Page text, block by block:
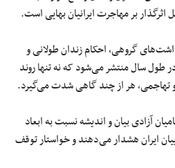
بر مهاجرت ایرانیان بهایی است.
گروهی، احکام زندان‌ طولانی و
طول سال‌ منتشر می‌شود که نه تنها روند
و تهاجمی، هر از چند گاهی شدت می‌گیرد.
آزادی بیان و اندیشه نسبت به ابعاد
ایران هشدار می‌دهند و خواستار توقف